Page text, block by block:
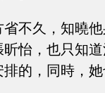
不久，知曉
怡，也只知
的，同時，